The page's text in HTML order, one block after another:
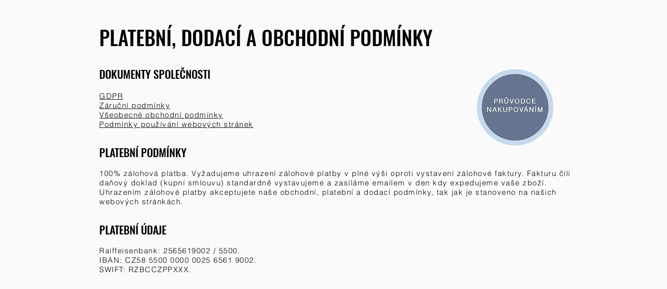
PLATEBNÍ, DODACÍ A OBCHODNÍ PODMÍNKY
DOKUMENTY SPOLEČNOSTI
GDPR
Záruční podmínky
Všeobecné obchodní podmínky
Podmínky používání webových stránek
PLATEBNÍ PODMÍNKY
100% zálohová platba. Vyžadujeme uhrazení zálohové platby v plné výši oproti vystavení zálohové faktury. Fakturu čili
daňový doklad (kupní smlouvu) standardně vystavujeme a zasíláme emailem v den kdy expedujeme vaše zboží.
Uhrazením zálohové platby akceptujete naše obchodní, platební a dodací podmínky, tak jak je stanoveno na našich
webových stránkách.
PLATEBNÍ ÚDAJE
Raiffeisenbank: 2565619002 / 5500.
IBAN: CZ58 5500 0000 0025 6561 9002.
SWIFT: RZBCCZPPXXX.